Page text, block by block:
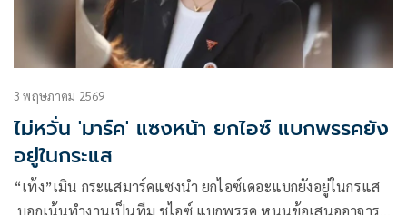
3 พฤษภาคม 2569
ไม่หวั่น 'มาร์ค' แซงหน้า ยกไอซ์ แบกพรรคยัง
อยู่ในกระแส
“เท้ง”เมิน กระแสมาร์คแซงนำ ยกไอซ์เดอะแบกยังอยู่ในกรแส